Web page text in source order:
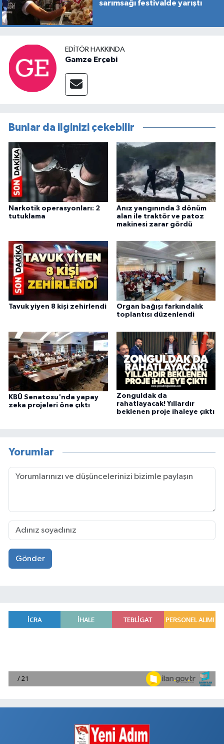
sarımsağı festivalde yarıştı
EDITÖR HAKKINDA
Gamze Erçebi
Bunlar da ilginizi çekebilir
Narkotik operasyonları: 2
tutuklama
Anız yangınında 3 dönüm
alan ile traktör ve patoz
makinesi zarar gördü
Tavuk yiyen 8 kişi zehirlendi
Organ bağışı farkındalık
toplantısı düzenlendi
KBÜ Senatosu'nda yapay
zeka projeleri öne çıktı
Zonguldak da
rahatlayacak! Yıllardır
beklenen proje ihaleye çıktı
Yorumlar
Gönder